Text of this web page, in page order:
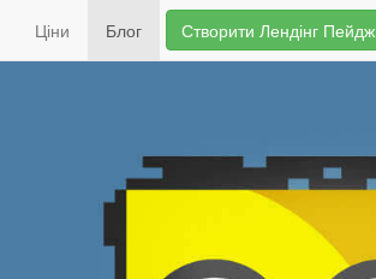
Ціни Блог Створити Лендінг Пейдж